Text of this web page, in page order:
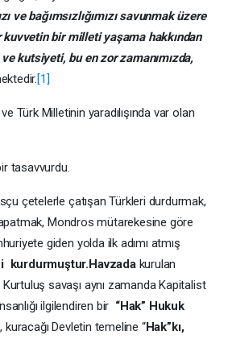
ve bağımsızlığımızı savunmak üzere
bir milleti yaşama hakkından
kutsiyeti, bu en zor zamanımızda,
[1]
Türk Milletinin yaradılışında var olan
tasavvurdu.
çetelerle çatışan Türkleri durdurmak,
Mondros mütarekesine göre
giden yolda ilk adımı atmış
kurdurmuştur.Havzadakurulan
Kurtuluş savaşı aynı zamanda Kapitalist
ilgilendiren bir “Hak” Hukuk
Devletin temeline “Hak”kı,